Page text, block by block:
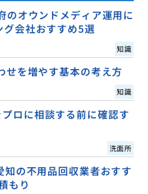
のオウンドメディア運用に
会社おすすめ5選
知識
せを増やす基本の考え方
知識
ロに相談する前に確認す
洗面所
の不用品回収業者おすす
もり